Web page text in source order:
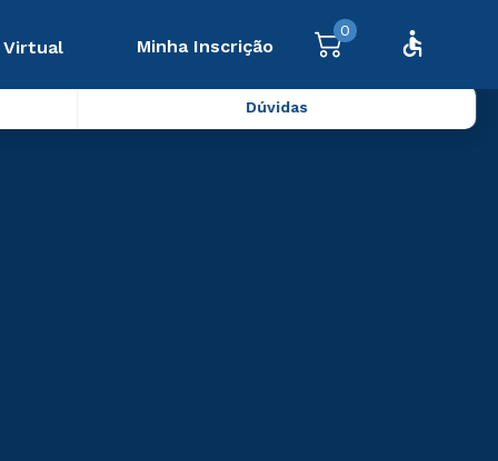
Virtual Minha Inscrição
0
Dúvidas